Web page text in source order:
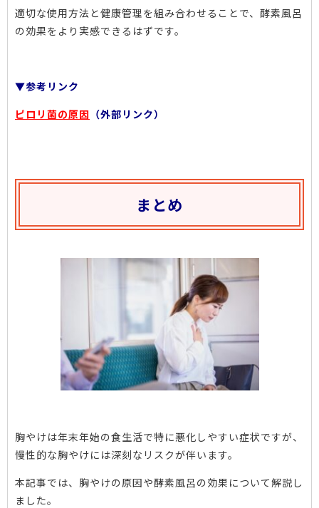
適切な使用方法と健康管理を組み合わせることで、酵素風呂
の効果をより実感できるはずです。
▼参考リンク
ピロリ菌の原因 （外部リンク）
まとめ
胸やけは年末年始の食生活で特に悪化しやすい症状ですが、
慢性的な胸やけには深刻なリスクが伴います。
本記事では、胸やけの原因や酵素風呂の効果について解説し
ました。